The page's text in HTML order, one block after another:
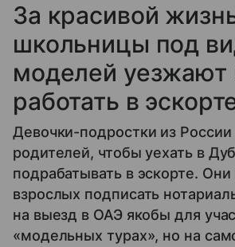
За красивой
школьницы под
моделей уезжают
работать в
Девочки-подростки из
родителей, чтобы уехать в
подрабатывать в эскорте. Они
взрослых подписать
на выезд в ОАЭ якобы для
«модельных турах», но на